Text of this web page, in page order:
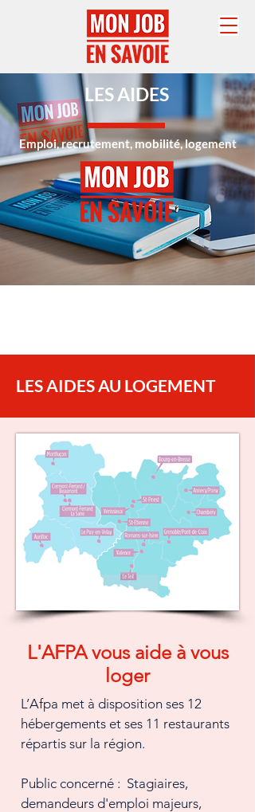
LES AIDES
Emploi, recrutement, mobilité, logement
LES AIDES AU LOGEMENT
L'AFPA vous aide à vous
loger
L’Afpa met à disposition ses 12
hébergements et ses 11 restaurants
répartis sur la région.
Public concerné : Stagiaires,
demandeurs d'emploi majeurs,